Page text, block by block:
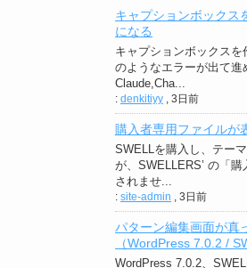
キャプションボックス
になる
キャプションボックス
のようなエラーが出て進
Claude,Cha...
: denkitiyy 3日前
購入者専用ファイルが
SWELLを購入し、テー
が、SWELLERS’ の「
されませ...
: site-admin 3日前
パターン編集画面が真
（WordPress 7.0.2 /
WordPress 7.0.2、